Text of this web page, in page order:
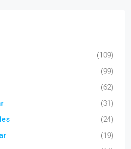
(109)
(99)
(62)
(31)
(24)
(19)